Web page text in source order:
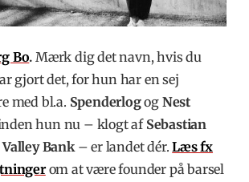
Bo. Mærk dig det navn, hvis du
gjort det, for hun har en sej
med bl.a. Spenderlogog Nest
hun nu – klogt afSebastian
Bank– er landet dér.Læs fx
om at være founder på barsel